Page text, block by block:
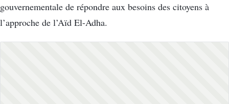
gouvernementale de répondre aux besoins des citoyens à
l’approche de l’Aïd El-Adha.